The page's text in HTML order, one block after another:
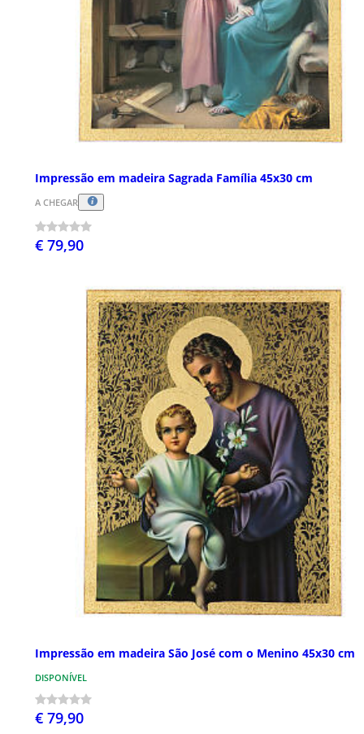
Impressão em madeira Sagrada Família 45x30 cm
A CHEGAR
€ 79,90
Impressão em madeira São José com o Menino 45x30 cm
DISPONÍVEL
€ 79,90